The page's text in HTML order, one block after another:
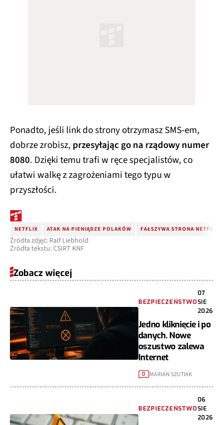
Ponadto, jeśli link do strony otrzymasz SMS-em,
dobrze zrobisz, przesyłając go na rządowy numer
8080. Dzięki temu trafi w ręce specjalistów, co
ułatwi walkę z zagrożeniami tego typu w
przyszłości.
NETFLIX ATAK NA PIENIĄDZE POLAKÓW FAŁSZYWA STRONA NETFLIX
Źródła zdjęć: Ralf Liebhold
Źródła tekstu: CSIRT KNF
Zobacz więcej
BEZPIECZEŃSTWO
07
SIE
2026
Jedno kliknięcie i po
danych. Nowe
oszustwo zalewa
Internet
0 MARIAN SZUTIAK
BEZPIECZEŃSTWO
06
SIE
2026